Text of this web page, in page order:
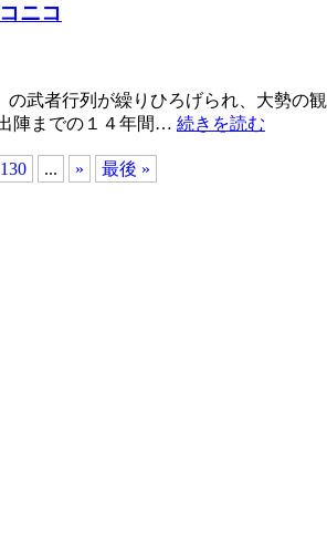
ニコ
武者行列が繰りひろげられ、大勢の
陣までの１４年間… 続きを読む
130 ... » 最後 »